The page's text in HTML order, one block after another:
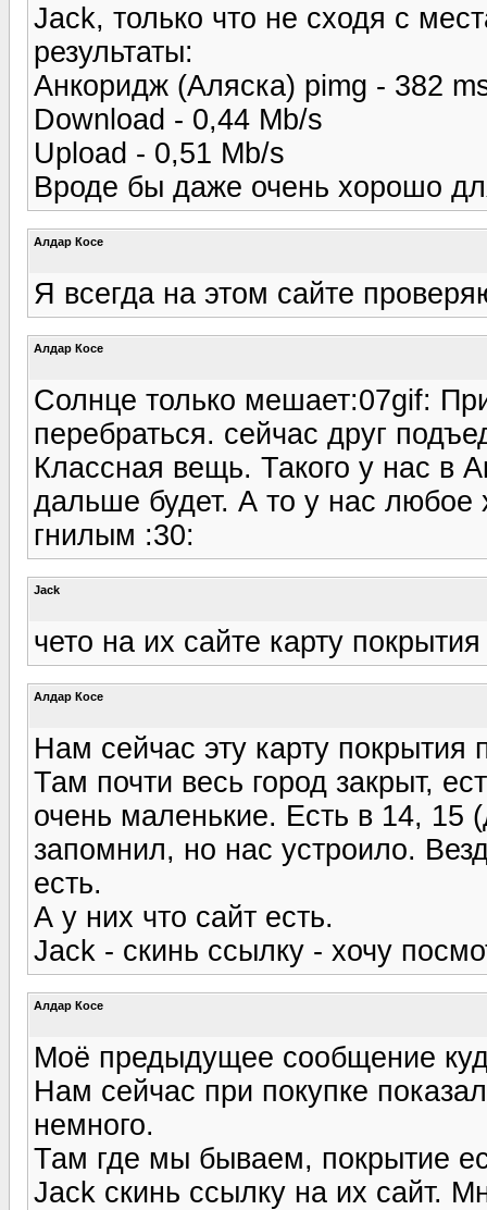
Jack, только что не сходя с
результаты:
Анкоридж (Аляска) pimg - 382
Download - 0,44 Mb/s
Upload - 0,51 Mb/s
Вроде бы даже очень хорошо
Алдар Косе
Я всегда на этом сайте
Алдар Косе
Солнце только мешает:07gif:
перебраться. сейчас друг
Классная вещь. Такого у нас в
дальше будет. А то у нас любое
гнилым :30:
Jack
чето на их сайте карту
Алдар Косе
Нам сейчас эту карту покрытия
Там почти весь город закрыт,
очень маленькие. Есть в 14,
запомнил, но нас устроило.
есть.
А у них что сайт есть.
Jack - скинь ссылку - хочу
Алдар Косе
Моё предыдущее сообщение
Нам сейчас при покупке
немного.
Там где мы бываем, покрытие
Jack скинь ссылку на их сайт.